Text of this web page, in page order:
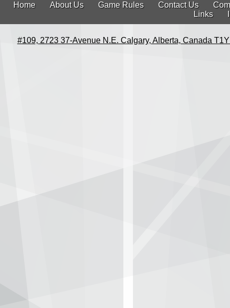
Home About Us Game Rules Contact Us
Links
#109, 2723 37-Avenue N.E. Calgary, Alberta, Canada